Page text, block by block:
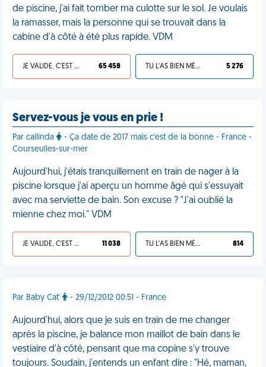
de piscine, j'ai fait tomber ma culotte sur le sol. Je voulais
la ramasser, mais la personne qui se trouvait dans la
cabine d'à côté à été plus rapide. VDM
JE VALIDE, C'EST UNE VDM 65 458 TU L'AS BIEN MÉRITÉ 5 276
Servez-vous je vous en prie !
Par callinda
- Ça date de 2017 mais c'est de la bonne - France -
Courseulles-sur-mer
Aujourd'hui, j'étais tranquillement en train de nager à la
piscine lorsque j'ai aperçu un homme âgé qui s'essuyait
avec ma serviette de bain. Son excuse ? "J'ai oublié la
mienne chez moi." VDM
JE VALIDE, C'EST UNE VDM 11 038 TU L'AS BIEN MÉRITÉ 814
Par Baby Cat' - 29/12/2012 00:51 - France
Aujourd'hui, alors que je suis en train de me changer
après la piscine, je balance mon maillot de bain dans le
vestiaire d'à côté, pensant que ma copine s'y trouve
toujours. Soudain, j'entends un enfant dire : "Hé, maman,